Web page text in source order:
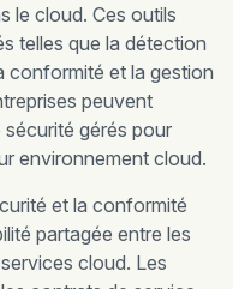
le cloud. Ces outils
telles que la détection
conformité et la gestion
peuvent
gérés pour
environnement cloud.
et la conformité
partagée entre les
cloud. Les